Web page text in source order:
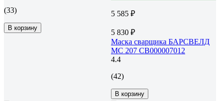
(33)
В корзину
5 585 ₽
5 830 ₽
Маска сварщика БАРСВЕЛД
МС 207 СВ000007012
4.4
(42)
В корзину